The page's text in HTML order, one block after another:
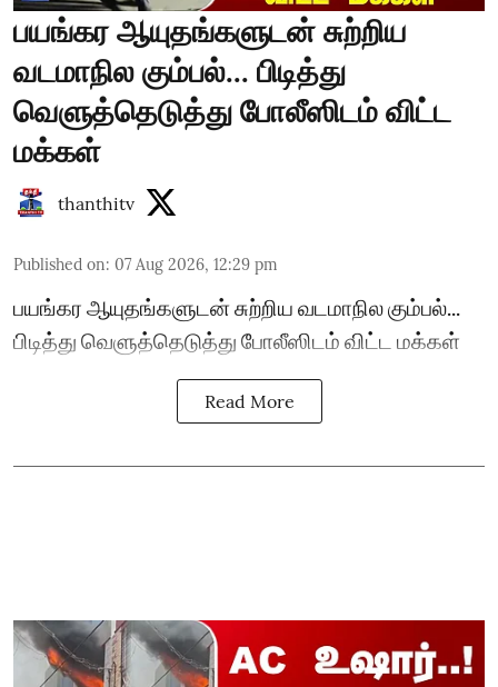
பயங்கர ஆயுதங்களுடன் சுற்றிய
வடமாநில கும்பல்... பிடித்து
வெளுத்தெடுத்து போலீஸிடம் விட்ட
மக்கள்
thanthitv
Published on: 07 Aug 2026, 12:29 pm
பயங்கர ஆயுதங்களுடன் சுற்றிய வடமாநில கும்பல்...
பிடித்து வெளுத்தெடுத்து போலீஸிடம் விட்ட மக்கள்
Read More